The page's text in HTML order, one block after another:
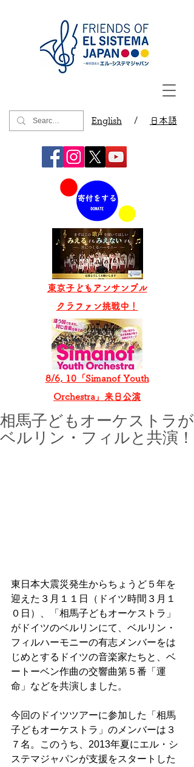
English / 日本語
8/6, 10「Simanof Youth
Orchestra」来日公演
東京子どもアンサンブル
​クラファン挑戦中！
相馬子どもオーケストラが
ベルリン・フィルと共演！
東日本大震災発生からちょうど５年を
迎えた３月１１日（ドイツ時間３月１
０日）、「相馬子どもオーケストラ」
がドイツのベルリンにて、ベルリン・
フィルハーモニーの有志メンバーをは
じめとするドイツの音楽家たちと、ベ
ートーベン作曲の交響曲第５番「運
命」などを共演しました。
今回のドイツツアーに参加した「相馬
子どもオーケストラ」のメンバーは３
７名。このうち、2013年夏にエル・シ
ステマジャパンが支援をスタートした